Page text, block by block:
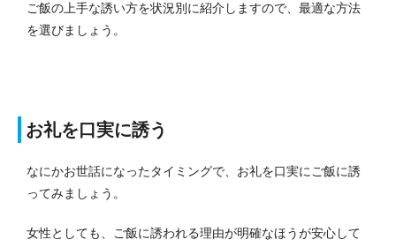
ご飯の上手な誘い方を状況別に紹介しますので、最適な方法
を選びましょう。
お礼を口実に誘う
なにかお世話になったタイミングで、お礼を口実にご飯に誘
ってみましょう。
女性としても、ご飯に誘われる理由が明確なほうが安心して